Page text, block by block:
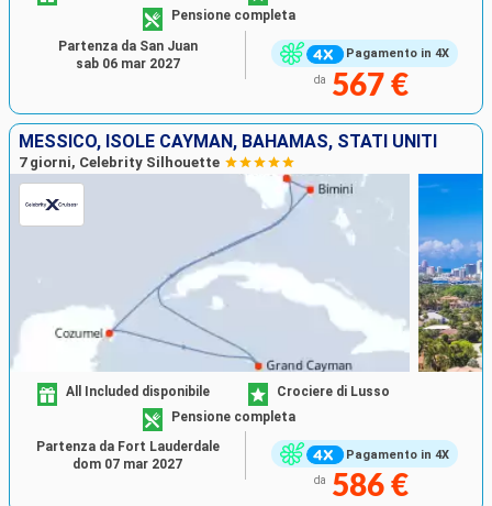
Pagamento in 4X
Pensione completa
da 567 €
Partenza da San Juan
sab 06 mar 2027
MESSICO, ISOLE CAYMAN, BAHAMAS, STATI UNITI
7 giorni, Celebrity Silhouette
Pagamento in 4X
All Included disponibile
Crociere di Lusso
Pensione completa
da 586 €
Partenza da Fort Lauderdale
dom 07 mar 2027